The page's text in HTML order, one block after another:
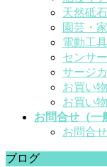
天然砥石
園芸・
電動工
センサ
サージ
お買い
お買い
お問合せ（一
お問合せ
ブログ